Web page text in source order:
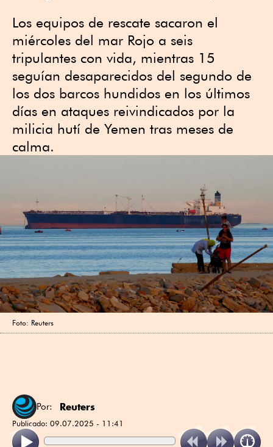
Los equipos de rescate sacaron el
miércoles del mar Rojo a seis
tripulantes con vida, mientras 15
seguían desaparecidos del segundo de
los dos barcos hundidos en los últimos
días en ataques reivindicados por la
milicia hutí de Yemen tras meses de
calma.
Foto: Reuters
Por: Reuters
Publicado: 09.07.2025 - 11:41